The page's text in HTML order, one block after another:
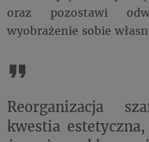
oraz pozostawi
wyobrażenie sobie
Reorganizacja
kwestia